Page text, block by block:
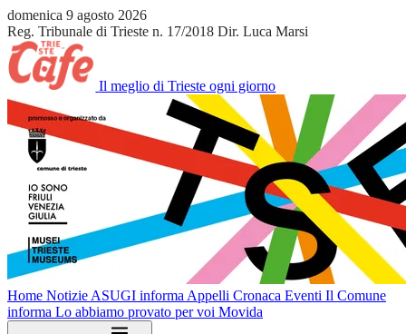
domenica 9 agosto 2026
Reg. Tribunale di Trieste n. 17/2018 Dir. Luca Marsi
Il meglio di Trieste ogni giorno
Home Notizie ASUGI informa Appelli Cronaca Eventi Il Comune
informa Lo abbiamo provato per voi Movida